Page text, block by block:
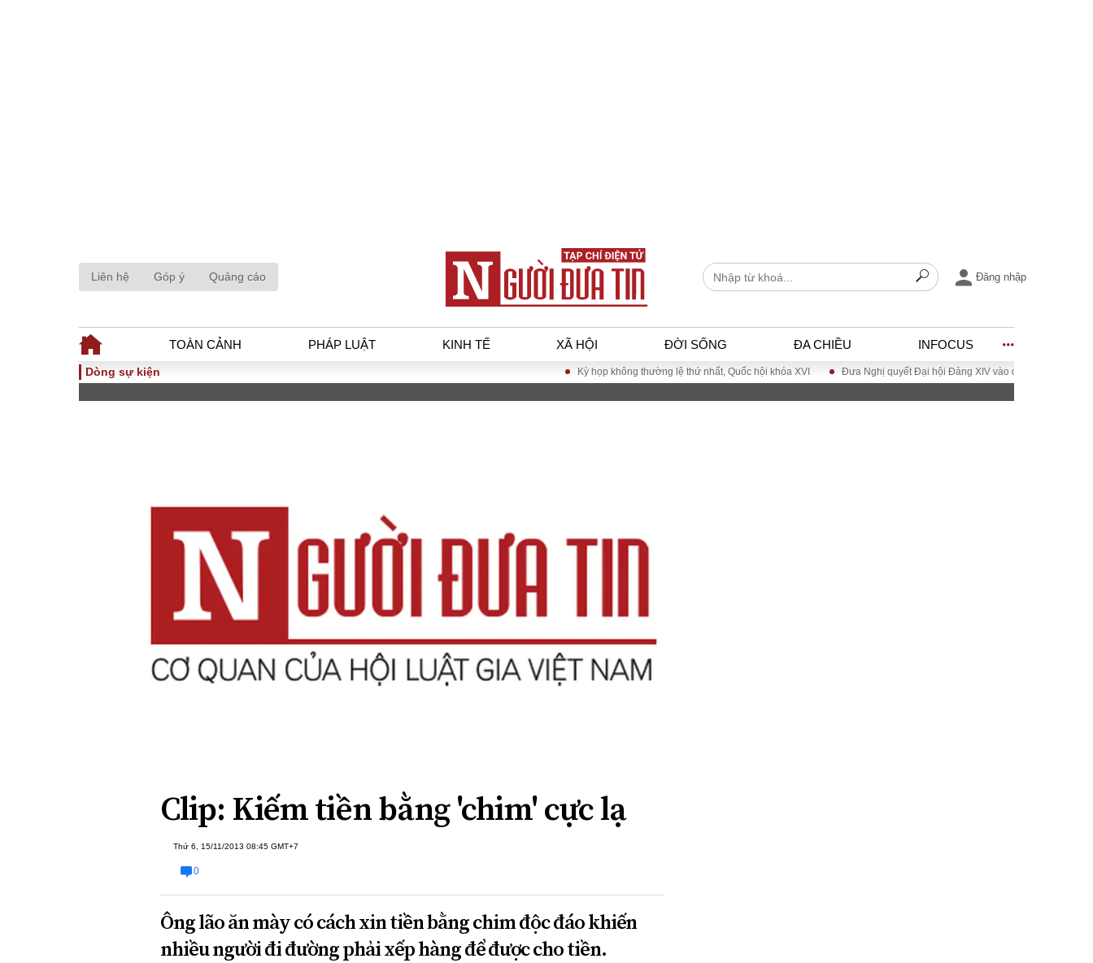
Liên hệ Góp ý Quảng cáo Đăng nhập
TOÀN CẢNH PHÁP LUẬT KINH TẾ XÃ HỘI ĐỜI SỐNG ĐA CHIỀU INFOCUS
TOÀN CẢNH PHÁP LUẬT
Tiếng nói công dân
An ninh - Hình sự
KINH TẾ
nghiệp
Tiêu dùng và dư
luận
Công nghệ
XÃ HỘI ĐỜI SỐNG
ĐA CHIỀU INFOCUS
Dòng sự kiện Kỳ họp không thường lệ thứ nhất, Quốc hội khóa XVI Đưa Nghị quyết Đại hội Đảng XIV vào cuộc sống
Clip: Kiếm tiền bằng 'chim' cực lạ
Thứ 6, 15/11/2013 08:45 GMT+7
0
Ông lão ăn mày có cách xin tiền bằng chim độc đáo khiến
nhiều người đi đường phải xếp hàng để được cho tiền.